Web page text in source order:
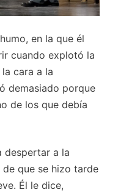
en la que él
cuando explotó la
cara a la
demasiado porque
de los que debía
despertar a la
que se hizo tarde
Él le dice,